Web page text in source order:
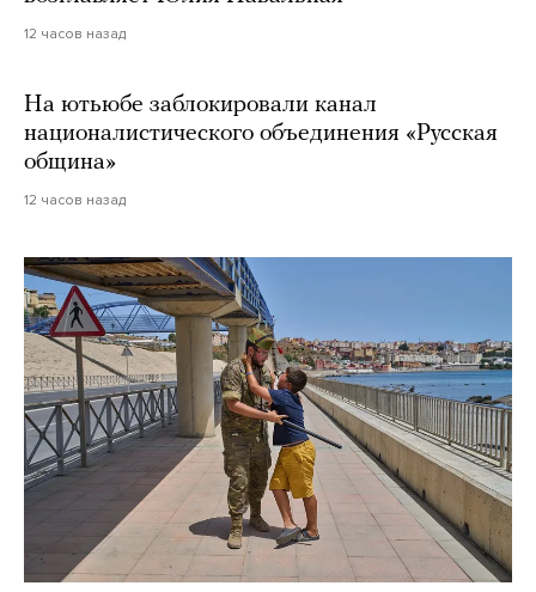
12 часов назад
На ютьюбе заблокировали канал
националистического объединения «Русская
община»
12 часов назад